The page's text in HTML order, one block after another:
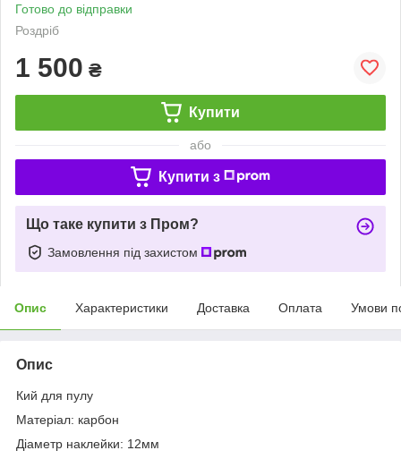
Готово до відправки
Роздріб
1 500 ₴
Купити
або
Купити з
Що таке купити з Пром?
Замовлення під захистом
Опис Характеристики Доставка Оплата Умови
Опис
Кий для пулу
Матеріал: карбон
Діаметр наклейки: 12мм